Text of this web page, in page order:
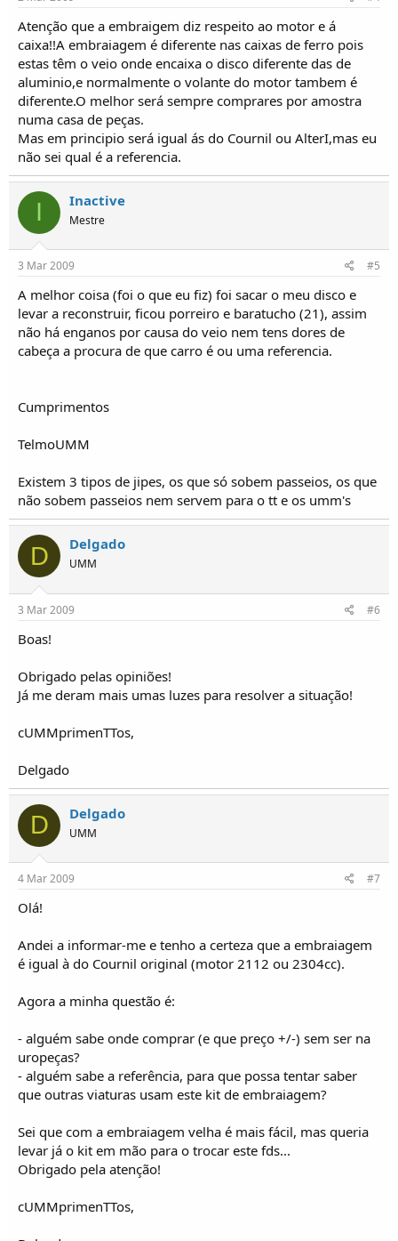
Atenção que a embraigem diz respeito ao motor e á
caixa!!A embraiagem é diferente nas caixas de ferro pois
estas têm o veio onde encaixa o disco diferente das de
aluminio,e normalmente o volante do motor tambem é
diferente.O melhor será sempre comprares por amostra
numa casa de peças.
Mas em principio será igual ás do Cournil ou AlterI,mas eu
não sei qual é a referencia.
I Inactive
Mestre
3 Mar 2009 #5
A melhor coisa (foi o que eu fiz) foi sacar o meu disco e
levar a reconstruir, ficou porreiro e baratucho (21), assim
não há enganos por causa do veio nem tens dores de
cabeça a procura de que carro é ou uma referencia.
Cumprimentos
TelmoUMM
Existem 3 tipos de jipes, os que só sobem passeios, os que
não sobem passeios nem servem para o tt e os umm's
D Delgado
UMM
3 Mar 2009 #6
Boas!
Obrigado pelas opiniões!
Já me deram mais umas luzes para resolver a situação!
cUMMprimenTTos,
Delgado
D Delgado
UMM
4 Mar 2009 #7
Olá!
Andei a informar-me e tenho a certeza que a embraiagem
é igual à do Cournil original (motor 2112 ou 2304cc).
Agora a minha questão é:
- alguém sabe onde comprar (e que preço +/-) sem ser na
uropeças?
- alguém sabe a referência, para que possa tentar saber
que outras viaturas usam este kit de embraiagem?
Sei que com a embraiagem velha é mais fácil, mas queria
levar já o kit em mão para o trocar este fds...
Obrigado pela atenção!
cUMMprimenTTos,